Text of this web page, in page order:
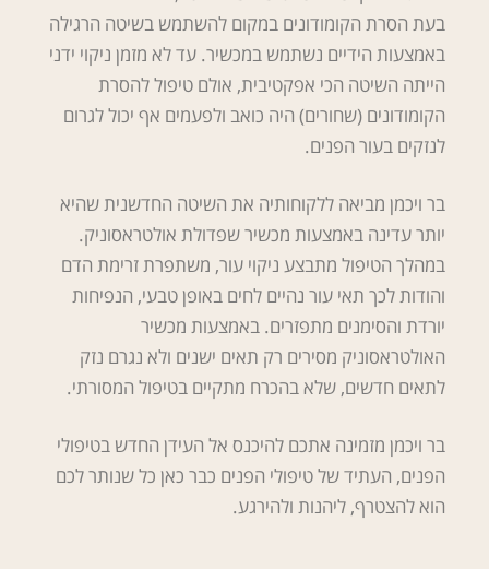
בעת הסרת הקומודונים במקום להשתמש בשיטה הרגילה
באמצעות הידיים נשתמש במכשיר. עד לא מזמן ניקוי ידני
הייתה השיטה הכי אפקטיבית, אולם טיפול להסרת
הקומודונים (שחורים) היה כואב ולפעמים אף יכול לגרום
לנזקים בעור הפנים.
בר ויכמן מביאה ללקוחותיה את השיטה החדשנית שהיא
יותר עדינה באמצעות מכשיר שפדולת אולטראסוניק.
במהלך הטיפול מתבצע ניקוי עור, משתפרת זרימת הדם
והודות לכך תאי עור נהיים לחים באופן טבעי, הנפיחות
יורדת והסימנים מתפזרים. באמצעות מכשיר
האולטראסוניק מסירים רק תאים ישנים ולא נגרם נזק
לתאים חדשים, שלא בהכרח מתקיים בטיפול המסורתי.
בר ויכמן מזמינה אתכם להיכנס אל העידן החדש בטיפולי
הפנים, העתיד של טיפולי הפנים כבר כאן כל שנותר לכם
הוא להצטרף, ליהנות ולהירגע.